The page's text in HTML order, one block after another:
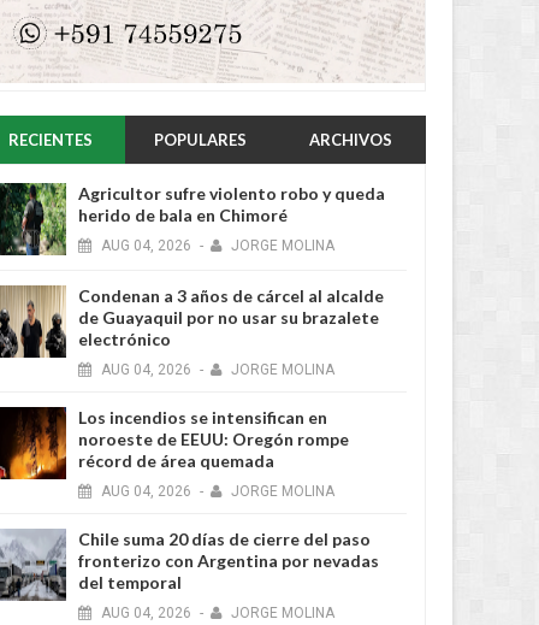
RECIENTES POPULARES ARCHIVOS
Agricultor sufre violento robo y queda
herido de bala en Chimoré
AUG 04, 2026 - JORGE MOLINA
Condenan a 3 años de cárcel al alcalde
de Guayaquil por no usar su brazalete
electrónico
AUG 04, 2026 - JORGE MOLINA
Los incendios se intensifican en
noroeste de EEUU: Oregón rompe
récord de área quemada
AUG 04, 2026 - JORGE MOLINA
Chile suma 20 días de cierre del paso
fronterizo con Argentina por nevadas
del temporal
AUG 04, 2026 - JORGE MOLINA